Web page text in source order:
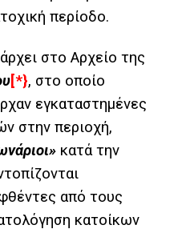
περίοδο.
στο Αρχείο της
[*}, στο οποίο
εγκαταστημένες
στην περιοχή,
κατά την
από τους
κατοίκων